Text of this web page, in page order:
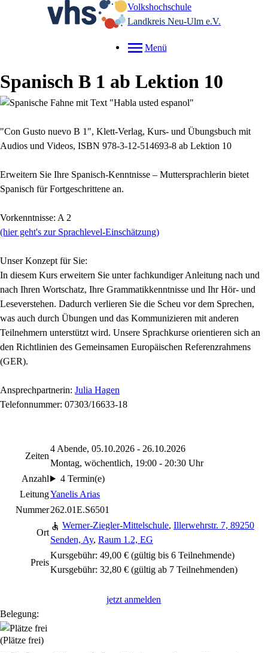
Volkshochschule
Landkreis Neu-Ulm e.V.
Menü
Spanisch B 1 ab Lektion 10
"Con Gusto nuevo B 1", Klett-Verlag, Kurs- und Übungsbuch mit
Audios und Videos, ISBN 978-3-12-514693-8 ab Lektion 10
Erweitern Sie Ihre Spanisch-Kenntnisse – Muttersprachlerin bietet
Spanisch für Fortgeschrittene an.
Vorkenntnisse: A 2
(hier geht's zur Sprachlevel-Einschätzung)
Unser Konzept für Sie:
In diesem Kurs erweitern Sie unter fachkundiger Anleitung nach und
nach Ihren Wortschatz, Ihre Grammatikkenntnisse und Ihr Hör- und
Leseverstehen. Dadurch verlieren Sie die Scheu vor dem Sprechen,
was auch durch Übungen und das Kommunizieren mit anderen
Teilnehmern unterstützt wird. Unsere Sprachkurse orientieren sich an
den Richtlinien des Gemeinsamen Europäischen Referenzrahmens
(GER).
Ansprechpartnerin: Julia Hagen
Telefonnummer: 07303/16633-18
Zeiten
4 Abende, 05.10.2026 - 26.10.2026
Montag, wöchentlich, 19:00 - 20:30 Uhr
Anzahl
4 Termin(e)
LeitungYanelis Arias
Nummer262.01E.S6501
Ort
Werner-Ziegler-Mittelschule, Illerwehrstr. 7, 89250
Senden, Ay, Raum 1.2, EG
Preis
Kursgebühr: 49,00 € (gültig bis 6 Teilnehmende)
Kursgebühr: 32,80 € (gültig ab 7 Teilnehmenden)
jetzt anmelden
Belegung:
(Plätze frei)